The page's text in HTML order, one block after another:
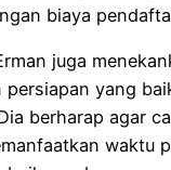
biaya
juga
yang
berharap agar
waktu